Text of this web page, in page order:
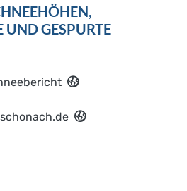
UND GESPURTE